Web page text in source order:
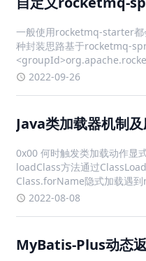
一般使用rocketmq-starter都
种封装思路基于rocketmq-
2022-09-26
Java类加载器机制
0x00 何时触发类加载动作显
loadClass方法通过
Class.forName隐式加载遇
invokestatic这4条字节码指令
2022-08-08
MyBatis-Plus动态